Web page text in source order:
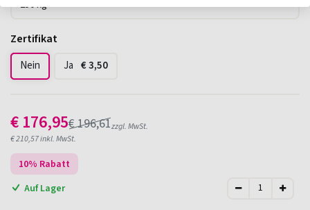
Zertifikat
Nein Ja €3,50
€ 176,95€196,61zzgl. MwSt.
€210,57inkl. MwSt.
10% Rabatt
Auf Lager